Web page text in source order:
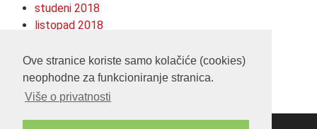
Ove stranice koriste samo kolačiće (cookies)
neophodne za funkcioniranje stranica.
Više o privatnosti
studeni 2018
listopad 2018
srpanj 2018